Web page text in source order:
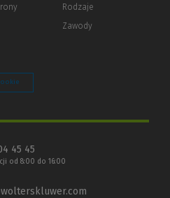
Rodzaje
Zawody
45 45
od 8:00 do 16:00